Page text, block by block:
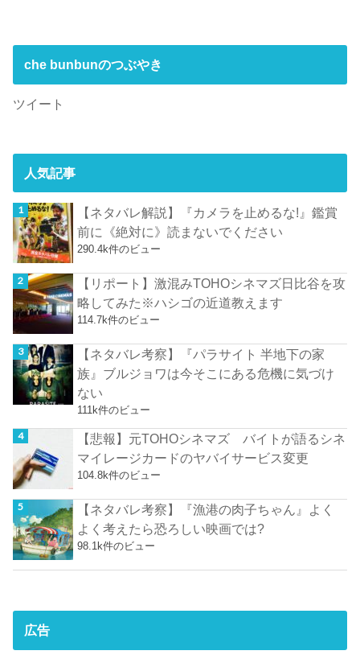
che bunbunのつぶやき
ツイート
人気記事
【ネタバレ解説】『カメラを止めるな!』鑑賞
前に《絶対に》読まないでください
290.4k件のビュー
【リポート】激混みTOHOシネマズ日比谷を攻
略してみた※ハシゴの近道教えます
114.7k件のビュー
【ネタバレ考察】『パラサイト 半地下の家
族』ブルジョワは今そこにある危機に気づけ
ない
111k件のビュー
【悲報】元TOHOシネマズ バイトが語るシネ
マイレージカードのヤバイサービス変更
104.8k件のビュー
【ネタバレ考察】『漁港の肉子ちゃん』よく
よく考えたら恐ろしい映画では?
98.1k件のビュー
広告